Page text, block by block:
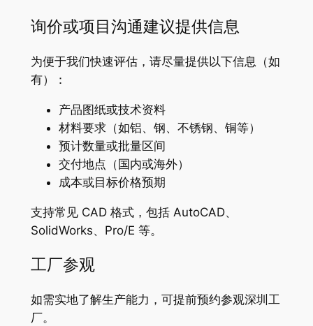
询价或项目沟通建议提供信息
为便于我们快速评估，请尽量提供以下信息（如
有）：
产品图纸或技术资料
材料要求（如铝、钢、不锈钢、铜等）
预计数量或批量区间
交付地点（国内或海外）
成本或目标价格预期
支持常见 CAD 格式，包括 AutoCAD、
SolidWorks、Pro/E 等。
工厂参观
如需实地了解生产能力，可提前预约参观深圳工
厂。